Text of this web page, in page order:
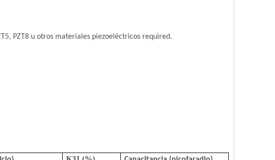
PZT8 u otros materiales piezoeléctricos required.